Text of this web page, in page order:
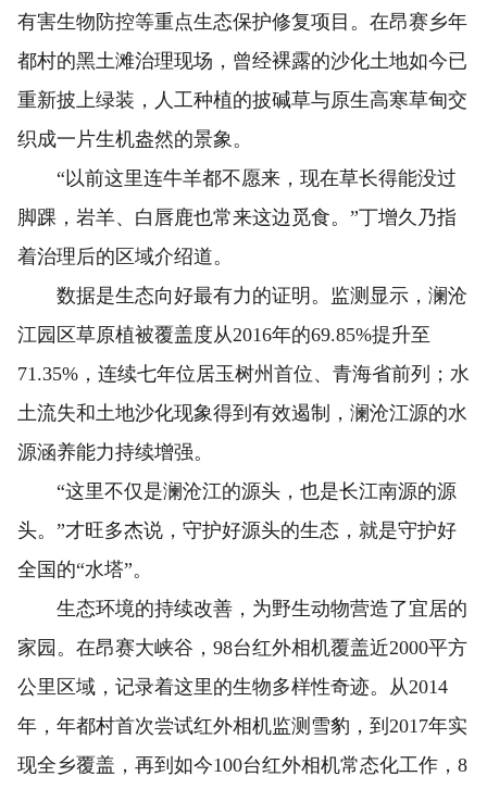
有害生物防控等重点生态保护修复项目。在昂赛乡年
都村的黑土滩治理现场，曾经裸露的沙化土地如今已
重新披上绿装，人工种植的披碱草与原生高寒草甸交
织成一片生机盎然的景象。
“以前这里连牛羊都不愿来，现在草长得能没过
脚踝，岩羊、白唇鹿也常来这边觅食。”丁增久乃指
着治理后的区域介绍道。
数据是生态向好最有力的证明。监测显示，澜沧
江园区草原植被覆盖度从2016年的69.85%提升至
71.35%，连续七年位居玉树州首位、青海省前列；水
土流失和土地沙化现象得到有效遏制，澜沧江源的水
源涵养能力持续增强。
“这里不仅是澜沧江的源头，也是长江南源的源
头。”才旺多杰说，守护好源头的生态，就是守护好
全国的“水塔”。
生态环境的持续改善，为野生动物营造了宜居的
家园。在昂赛大峡谷，98台红外相机覆盖近2000平方
公里区域，记录着这里的生物多样性奇迹。从2014
年，年都村首次尝试红外相机监测雪豹，到2017年实
现全乡覆盖，再到如今100台红外相机常态化工作，8